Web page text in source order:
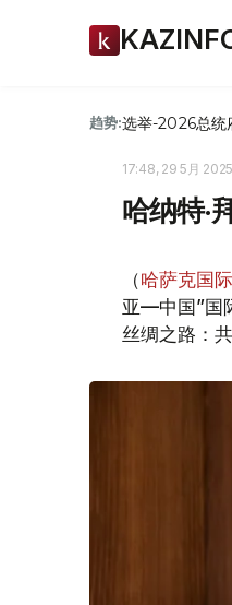
趋势:选举-2026总统
17:48, 29 5月 2025
哈纳特·
（哈萨克国
亚—中国”国
丝绸之路：